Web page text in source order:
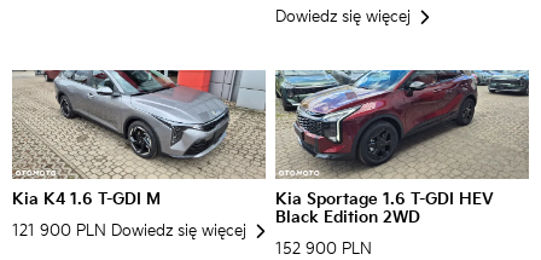
Dowiedz się więcej
Kia K4 1.6 T-GDI M
121 900 PLN Dowiedz się więcej
Kia Sportage 1.6 T-GDI HEV
Black Edition 2WD
152 900 PLN